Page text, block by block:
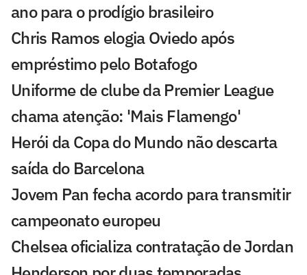
ano para o prodígio brasileiro
Chris Ramos elogia Oviedo após
empréstimo pelo Botafogo
Uniforme de clube da Premier League
chama atenção: 'Mais Flamengo'
Herói da Copa do Mundo não descarta
saída do Barcelona
Jovem Pan fecha acordo para transmitir
campeonato europeu
Chelsea oficializa contratação de Jordan